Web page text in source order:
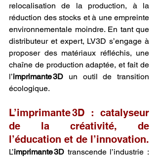
relocalisation de la production, à la
réduction des stocks et à une empreinte
environnementale moindre. En tant que
distributeur et expert, LV3D s’engage à
proposer des matériaux réfléchis, une
chaîne de production adaptée, et fait de
l’imprimante 3D un outil de transition
écologique.
L’imprimante 3D : catalyseur
de la créativité, de
l’éducation et de l’innovation.
L’imprimante 3D transcende l’industrie :